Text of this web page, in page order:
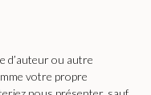
d’auteur ou autre
votre propre